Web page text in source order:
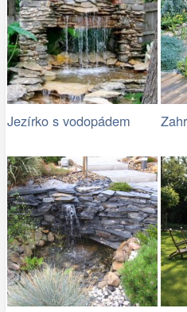
Jezírko s vodopádem